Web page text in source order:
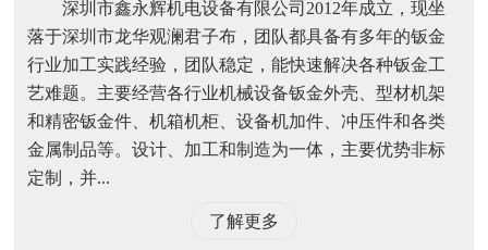
深圳市鑫永辉机电设备有限公司2012年成立，现坐
落于深圳市龙华观澜君子布，团队都具备有多年的钣金
行业加工实践经验，团队稳定，能快速解决各种钣金工
艺难题。主要经营各行业机械设备钣金外壳、型材机架
和精密钣金件、机箱机柜、设备机加件、冲压件和各类
金属制品等。设计、加工和制造为一体，主要优势非标
定制，并...
了解更多